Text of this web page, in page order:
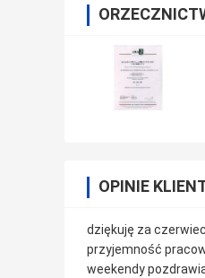
OPINIE
dziękuję za
przyjemność
weekendy